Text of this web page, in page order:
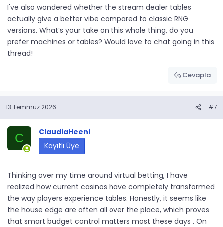
I've also wondered whether the stream dealer tables
actually give a better vibe compared to classic RNG
versions. What’s your take on this whole thing, do you
prefer machines or tables? Would love to chat going in this
thread!
Cevapla
13 Temmuz 2026 #7
C
ClaudiaHeeni
Kayıtlı Üye
Thinking over my time around virtual betting, I have
realized how current casinos have completely transformed
the way players experience tables. Honestly, it seems like
the house edge are often all over the place, which proves
that smart budget control matters most these days . On